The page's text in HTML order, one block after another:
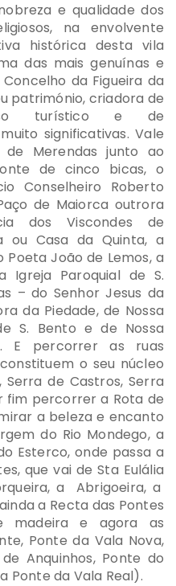
e qualidade dos
na envolvente
histórica desta vila
das mais genuínas e
da Figueira da
património, criadora de
turístico e de
significativas. Vale
Merendas junto ao
de cinco bicas, o
Conselheiro Roberto
de Maiorca outrora
dos Viscondes de
ou Casa da Quinta, a
João de Lemos, a
Igreja Paroquial de S.
– do Senhor Jesus da
da Piedade, de Nossa
S. Bento e de Nossa
E percorrer as ruas
o seu núcleo
de Castros, Serra
fim percorrer a Rota de
a beleza e encanto
do Rio Mondego, a
Esterco, onde passa a
que vai de Sta Eulália
a Abrigoeira, a
a Recta das Pontes
madeira e agora as
Ponte da Vala Nova,
Anquinhos, Ponte do
Ponte da Vala Real).